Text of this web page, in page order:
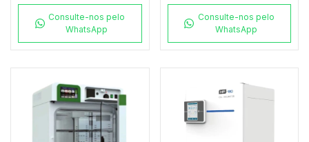
Consulte-nos pelo
WhatsApp
Consulte-nos pelo
WhatsApp